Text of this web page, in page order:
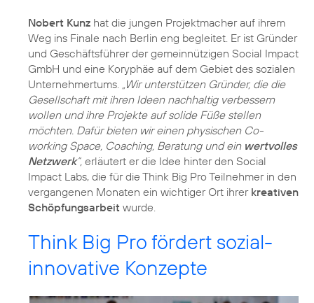
Nobert Kunz hat die jungen Projektmacher auf ihrem
Weg ins Finale nach Berlin eng begleitet. Er ist Gründer
und Geschäftsführer der gemeinnützigen Social Impact
GmbH und eine Koryphäe auf dem Gebiet des sozialen
Unternehmertums. „Wir unterstützen Gründer, die die
Gesellschaft mit ihren Ideen nachhaltig verbessern
wollen und ihre Projekte auf solide Füße stellen
möchten. Dafür bieten wir einen physischen Co-
working Space, Coaching, Beratung und ein wertvolles
Netzwerk“, erläutert er die Idee hinter den Social
Impact Labs, die für die Think Big Pro Teilnehmer in den
vergangenen Monaten ein wichtiger Ort ihrer kreativen
Schöpfungsarbeit wurde.
Think Big Pro fördert sozial-
innovative Konzepte